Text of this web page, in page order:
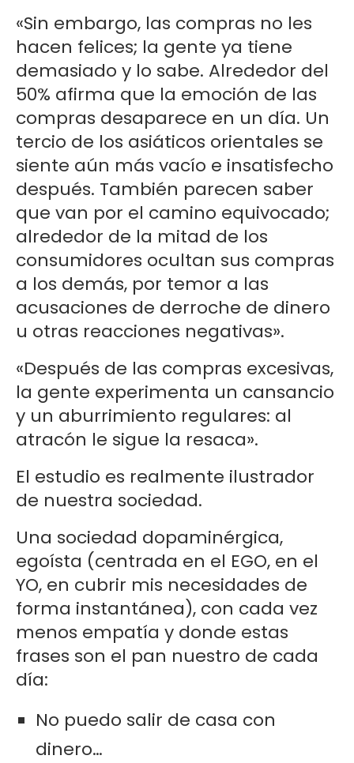
«Sin embargo, las compras no les
hacen felices; la gente ya tiene
demasiado y lo sabe. Alrededor del
50% afirma que la emoción de las
compras desaparece en un día. Un
tercio de los asiáticos orientales se
siente aún más vacío e insatisfecho
después. También parecen saber
que van por el camino equivocado;
alrededor de la mitad de los
consumidores ocultan sus compras
a los demás, por temor a las
acusaciones de derroche de dinero
u otras reacciones negativas».
«Después de las compras excesivas,
la gente experimenta un cansancio
y un aburrimiento regulares: al
atracón le sigue la resaca».
El estudio es realmente ilustrador
de nuestra sociedad.
Una sociedad dopaminérgica,
egoísta (centrada en el EGO, en el
YO, en cubrir mis necesidades de
forma instantánea), con cada vez
menos empatía y donde estas
frases son el pan nuestro de cada
día:
No puedo salir de casa con
dinero…